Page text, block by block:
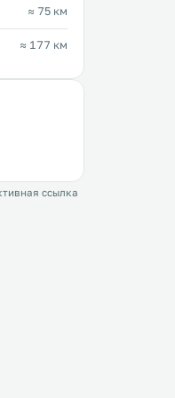
≈ 75 км
≈ 177 км
ссылка